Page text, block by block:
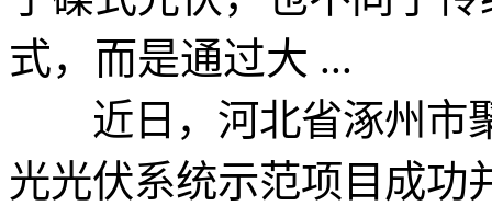
式，而是通过大 ...
近日，河北省涿州市
光光伏系统示范项目成功